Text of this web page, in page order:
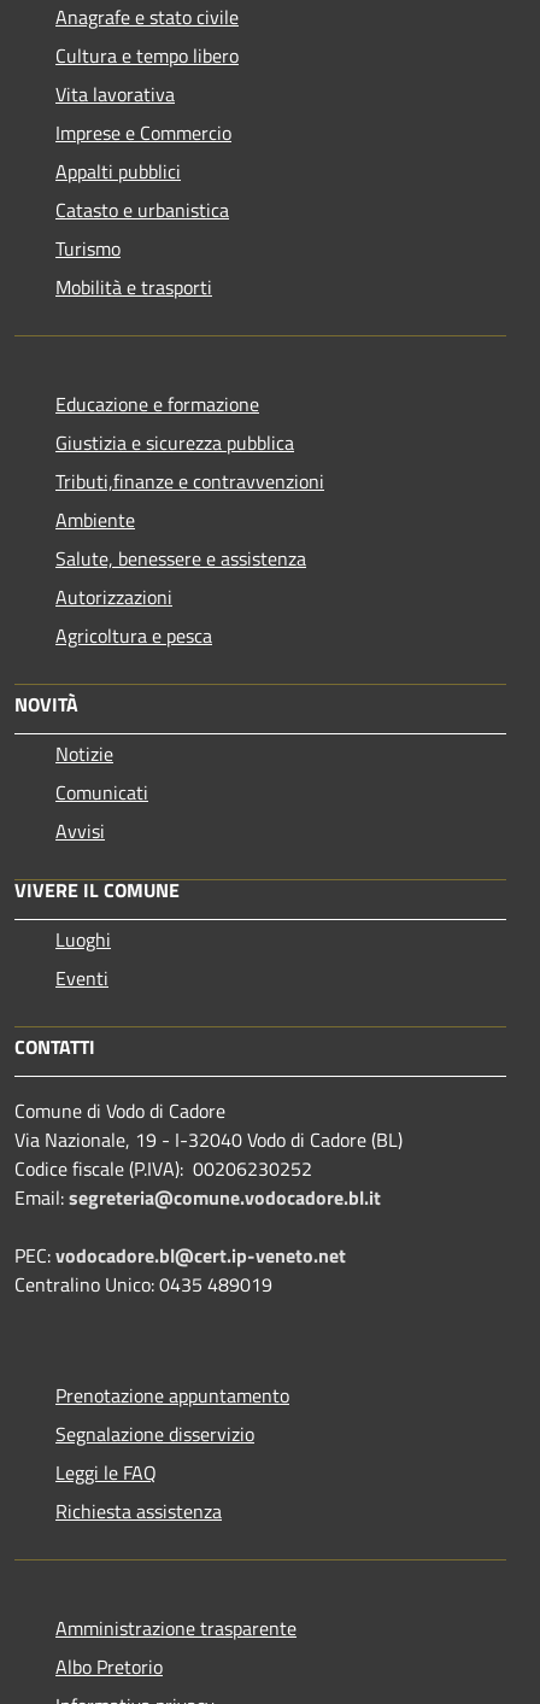
Anagrafe e stato civile
Cultura e tempo libero
Vita lavorativa
Imprese e Commercio
Appalti pubblici
Catasto e urbanistica
Turismo
Mobilità e trasporti
Educazione e formazione
Giustizia e sicurezza pubblica
Tributi,finanze e contravvenzioni
Ambiente
Salute, benessere e assistenza
Autorizzazioni
Agricoltura e pesca
NOVITÀ
Notizie
Comunicati
Avvisi
VIVERE IL COMUNE
Luoghi
Eventi
CONTATTI
Comune di Vodo di Cadore
Via Nazionale, 19 - I-32040 Vodo di Cadore (BL)
Codice fiscale (P.IVA): 00206230252
Email:segreteria@comune.vodocadore.bl.it
PEC:vodocadore.bl@cert.ip-veneto.net
Centralino Unico: 0435 489019
Prenotazione appuntamento
Segnalazione disservizio
Leggi le FAQ
Richiesta assistenza
Amministrazione trasparente
Albo Pretorio